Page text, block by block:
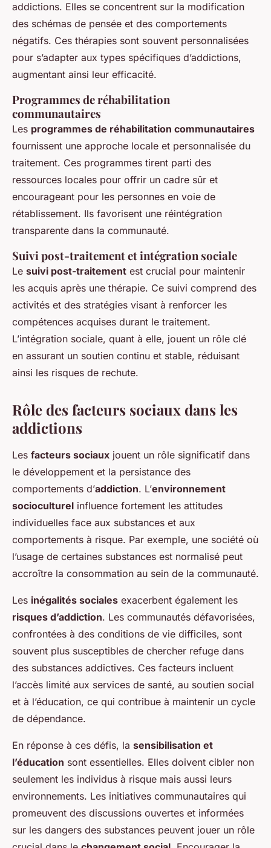
addictions. Elles se concentrent sur la modification
des schémas de pensée et des comportements
négatifs. Ces thérapies sont souvent personnalisées
pour s’adapter aux types spécifiques d’addictions,
augmentant ainsi leur efficacité.
Programmes de réhabilitation
communautaires
Les programmes de réhabilitation communautaires
fournissent une approche locale et personnalisée du
traitement. Ces programmes tirent parti des
ressources locales pour offrir un cadre sûr et
encourageant pour les personnes en voie de
rétablissement. Ils favorisent une réintégration
transparente dans la communauté.
Suivi post-traitement et intégration sociale
Le suivi post-traitement est crucial pour maintenir
les acquis après une thérapie. Ce suivi comprend des
activités et des stratégies visant à renforcer les
compétences acquises durant le traitement.
L’intégration sociale, quant à elle, jouent un rôle clé
en assurant un soutien continu et stable, réduisant
ainsi les risques de rechute.
Rôle des facteurs sociaux dans les
addictions
Les facteurs sociaux jouent un rôle significatif dans
le développement et la persistance des
comportements d’addiction. L’environnement
socioculturel influence fortement les attitudes
individuelles face aux substances et aux
comportements à risque. Par exemple, une société où
l’usage de certaines substances est normalisé peut
accroître la consommation au sein de la communauté.
Les inégalités sociales exacerbent également les
risques d’addiction. Les communautés défavorisées,
confrontées à des conditions de vie difficiles, sont
souvent plus susceptibles de chercher refuge dans
des substances addictives. Ces facteurs incluent
l’accès limité aux services de santé, au soutien social
et à l’éducation, ce qui contribue à maintenir un cycle
de dépendance.
En réponse à ces défis, la sensibilisation et
l’éducation sont essentielles. Elles doivent cibler non
seulement les individus à risque mais aussi leurs
environnements. Les initiatives communautaires qui
promeuvent des discussions ouvertes et informées
sur les dangers des substances peuvent jouer un rôle